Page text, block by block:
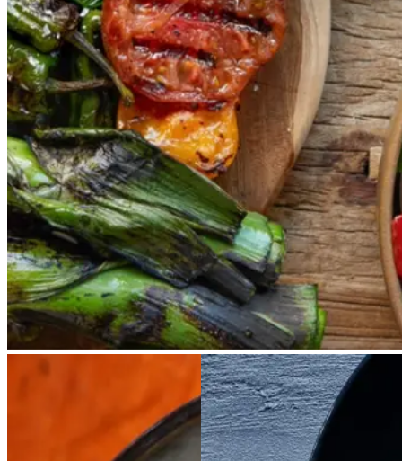
Vores version af den traditionelle
salat empedrat fra det catalanske
køkken. Spis den med brød som
en let frokost eller i et større
måltid som her. Salbitxada minder
noget om en anden ligeledes
catalansk sauce, romesco. I
Catalonien spises den til såkaldte
calcots, der er små porrelignende
løg. Dem griller man helt sorte, så
fjerner man den yderste skal og
dypper det fløjlsbløde løg i
saucen. Calcots er svære at
opdrive på disse kanter, men små
nye porrer kan bruges.